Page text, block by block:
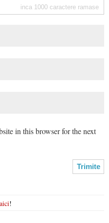
inca 1000 caractere ramase
in this browser for the next
aici!